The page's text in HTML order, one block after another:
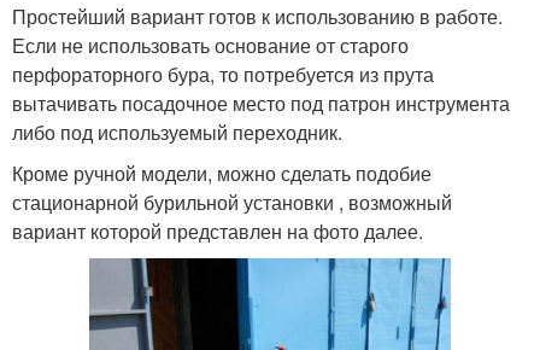
Простейший вариант готов к использованию в работе.
Если не использовать основание от старого
перфораторного бура, то потребуется из прута
вытачивать посадочное место под патрон инструмента
либо под используемый переходник.
Кроме ручной модели, можно сделать подобие
стационарной бурильной установки , возможный
вариант которой представлен на фото далее.